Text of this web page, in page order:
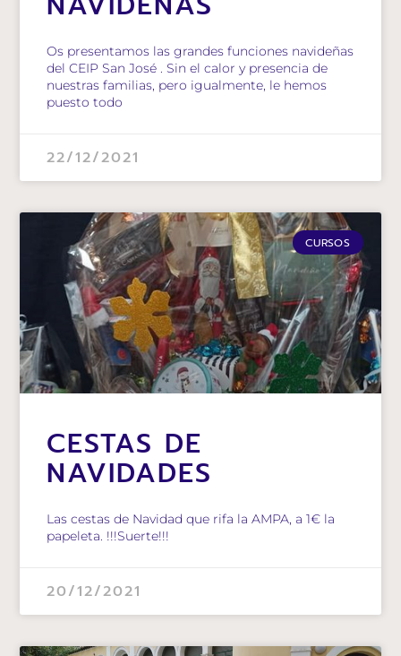
Os presentamos las grandes funciones navideñas
del CEIP San José . Sin el calor y presencia de
nuestras familias, pero igualmente, le hemos
puesto todo
22/12/2021
CURSOS
CESTAS DE
NAVIDADES
Las cestas de Navidad que rifa la AMPA, a 1€ la
papeleta. !!!Suerte!!!
20/12/2021